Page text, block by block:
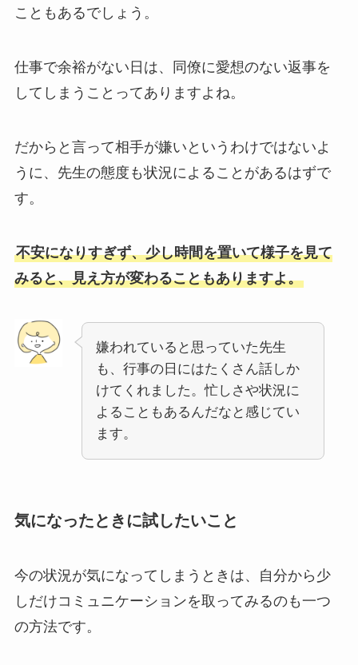
こともあるでしょう。
仕事で余裕がない日は、同僚に愛想のない返事を
してしまうことってありますよね。
だからと言って相手が嫌いというわけではないよ
うに、先生の態度も状況によることがあるはずで
す。
不安になりすぎず、少し時間を置いて様子を見て
みると、見え方が変わることもありますよ。
嫌われていると思っていた先生
も、行事の日にはたくさん話しか
けてくれました。忙しさや状況に
よることもあるんだなと感じてい
ます。
気になったときに試したいこと
今の状況が気になってしまうときは、自分から少
しだけコミュニケーションを取ってみるのも一つ
の方法です。